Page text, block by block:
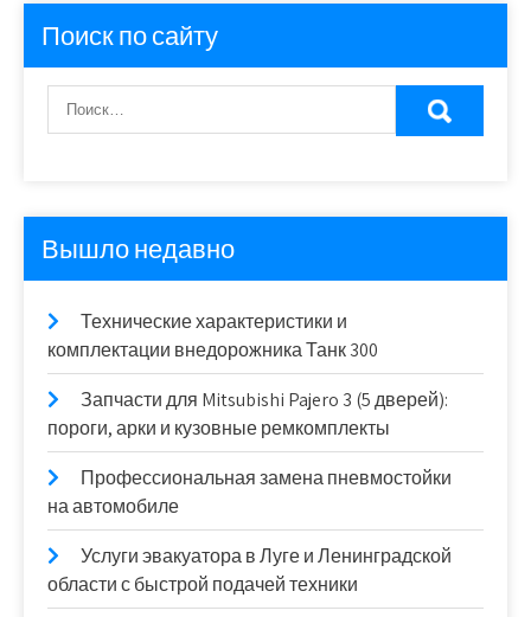
Поиск по сайту
Вышло недавно
Технические характеристики и
комплектации внедорожника Танк 300
Запчасти для Mitsubishi Pajero 3 (5 дверей):
пороги, арки и кузовные ремкомплекты
Профессиональная замена пневмостойки
на автомобиле
Услуги эвакуатора в Луге и Ленинградской
области с быстрой подачей техники